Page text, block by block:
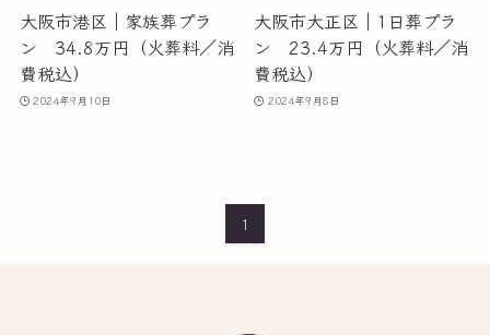
大阪市港区｜家族葬プラ
ン 34.8万円（火葬料／消
費税込）
2024年9月10日
大阪市大正区｜1日葬プラ
ン 23.4万円（火葬料／消
費税込）
2024年9月8日
1